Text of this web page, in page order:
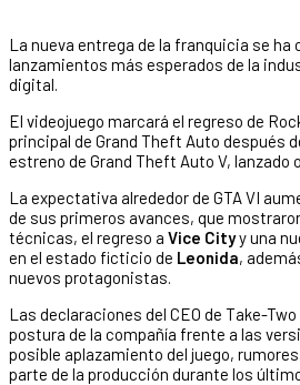
La nueva entrega de la franquicia se ha
lanzamientos más esperados de la
digital.
El videojuego marcará el regreso de
principal de Grand Theft Auto después
estreno de Grand Theft Auto V, lanzado
La expectativa alrededor de GTA VI
de sus primeros avances, que
técnicas, el regreso a Vice Cityy una
en el estado ficticio de Leonida,
nuevos protagonistas.
Las declaraciones del CEO de Take-
postura de la compañía frente a las
posible aplazamiento del juego,
parte de la producción durante los